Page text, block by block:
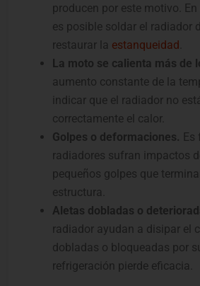
producen por este motivo.
es posible soldar el radiador
restaurar la estanqueidad
La moto se calienta más de
aumento constante de la
indicar que el radiador no
correctamente el calor.
Golpes o deformaciones. Es
radiadores sufran impactos
pequeños golpes que
estructura.
Aletas dobladas o
radiador ayudan a disipar el
dobladas o bloqueadas por
refrigeración pierde eficacia.